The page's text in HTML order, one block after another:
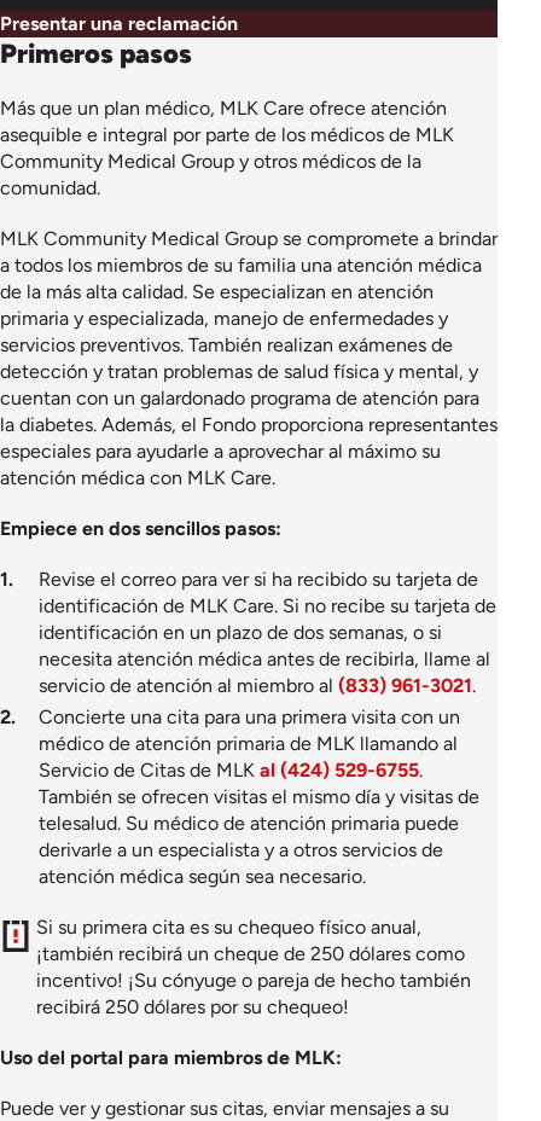
Presentar una reclamación
Primeros pasos
Más que un plan médico, MLK Care ofrece atención
asequible e integral por parte de los médicos de MLK
Community Medical Group y otros médicos de la
comunidad.
MLK Community Medical Group se compromete a brindar
a todos los miembros de su familia una atención médica
de la más alta calidad. Se especializan en atención
primaria y especializada, manejo de enfermedades y
servicios preventivos. También realizan exámenes de
detección y tratan problemas de salud física y mental, y
cuentan con un galardonado programa de atención para
la diabetes. Además, el Fondo proporciona representantes
especiales para ayudarle a aprovechar al máximo su
atención médica con MLK Care.
Empiece en dos sencillos pasos:
Revise el correo para ver si ha recibido su tarjeta de
identificación de MLK Care. Si no recibe su tarjeta de
identificación en un plazo de dos semanas, o si
necesita atención médica antes de recibirla, llame al
servicio de atención al miembro al (833) 961-3021.
Concierte una cita para una primera visita con un
médico de atención primaria de MLK llamando al
Servicio de Citas de MLK al (424) 529-6755.
También se ofrecen visitas el mismo día y visitas de
telesalud. Su médico de atención primaria puede
derivarle a un especialista y a otros servicios de
atención médica según sea necesario.
Si su primera cita es su chequeo físico anual,
¡también recibirá un cheque de 250 dólares como
incentivo! ¡Su cónyuge o pareja de hecho también
recibirá 250 dólares por su chequeo!
Uso del portal para miembros de MLK:
Puede ver y gestionar sus citas, enviar mensajes a su